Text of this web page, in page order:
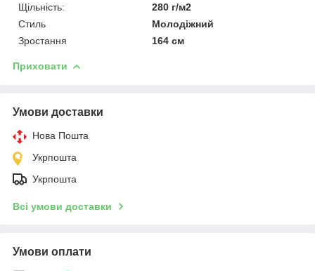
Щільність:
280 г/м2
Стиль
Молодіжний
Зростання
164 см
Приховати
Умови доставки
Нова Пошта
Укрпошта
Укрпошта
Всі умови доставки
Умови оплати